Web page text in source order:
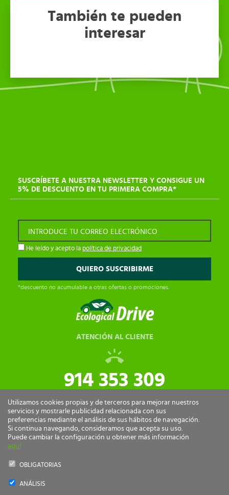
También te pueden
interesar
SUSCRÍBETE A NUESTRA NEWSLETTER Y CONSIGUE UN
5% DE DESCUENTO EN TU PRIMERA COMPRA*
INTRODUCE TU CORREO ELECTRÓNICO
He leído y acepto la política de privacidad
*descuento no acumulable a otras ofertas o promociones.
ATENCIÓN AL CLIENTE
914 353 309
tiendaonline@ecologicaldrive.com
Utilizamos cookies propias y de terceros para mejorar nuestros
servicios y mostrarle publicidad relacionada con sus
preferencias mediante el análisis de sus hábitos de navegación.
Si continua navegando, consideramos que acepta su uso.
Puede cambiar la configuración u obtener más información
aquí
OBLIGATORIAS
ANÁLISIS